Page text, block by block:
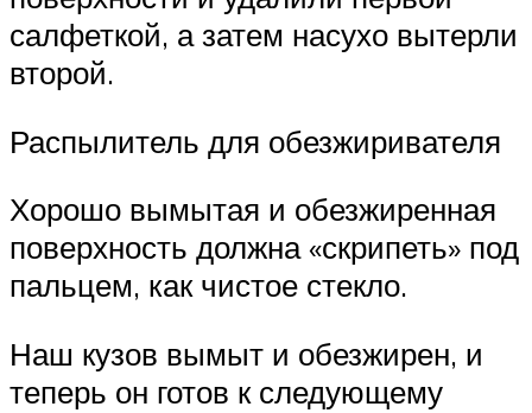
салфеткой, а затем насухо вытерли
второй.
Распылитель для обезжиривателя
Хорошо вымытая и обезжиренная
поверхность должна «скрипеть» под
пальцем, как чистое стекло.
Наш кузов вымыт и обезжирен, и
теперь он готов к следующему